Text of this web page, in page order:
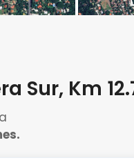
Sur, Km